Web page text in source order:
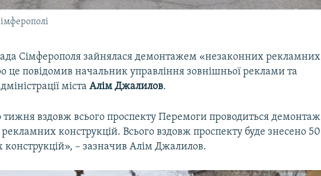
Сімферополя зайнялася демонтажем «незаконних рекламних
це повідомив начальник управління зовнішньої реклами та
містаАлім Джалилов.
тижня вздовж всього проспекту Перемоги проводиться демонтаж
конструкцій. Всього вздовж проспекту буде знесено 50
конструкцій», – зазначив Алім Джалилов.